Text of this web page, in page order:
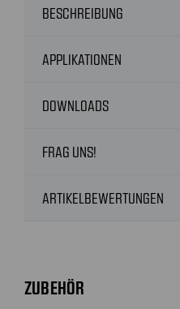
BESCHREIBUNG
APPLIKATIONEN
DOWNLOADS
FRAG UNS!
ARTIKELBEWERTUNGEN
ZUBEHÖR